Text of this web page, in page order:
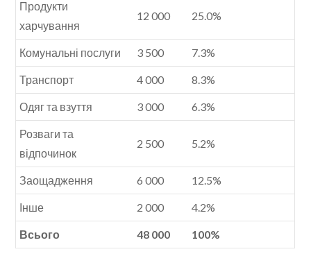
Продукти
харчування
12 000 25.0%
Комунальні послуги 3 500 7.3%
Транспорт 4 000 8.3%
Одяг та взуття 3 000 6.3%
Розваги та
відпочинок
2 500 5.2%
Заощадження 6 000 12.5%
Інше 2 000 4.2%
Всього 48 000 100%